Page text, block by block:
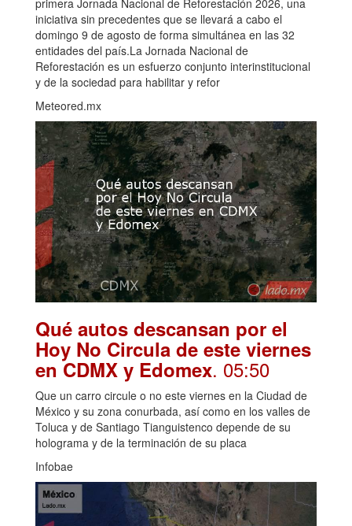
iniciativa sin precedentes que se llevará a cabo el
domingo 9 de agosto de forma simultánea en las 32
entidades del país.La Jornada Nacional de
Reforestación es un esfuerzo conjunto interinstitucional
y de la sociedad para habilitar y refor
Meteored.mx
Qué autos descansan por el
Hoy No Circula de este viernes
en CDMX y Edomex. 05:50
Que un carro circule o no este viernes en la Ciudad de
México y su zona conurbada, así como en los valles de
Toluca y de Santiago Tianguistenco depende de su
holograma y de la terminación de su placa
Infobae